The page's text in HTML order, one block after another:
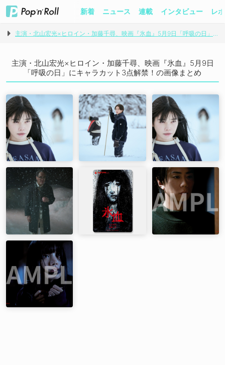
新着 ニュース 連載 インタビュー レ
主演・北山宏光×ヒロイン・加藤千尋、映画『氷血』5月9日「呼吸の日」にキャラカット3点解禁！
主演・北山宏光×ヒロイン・加藤千尋、映画『氷血』5月9日
「呼吸の日」にキャラカット3点解禁！の画像まとめ